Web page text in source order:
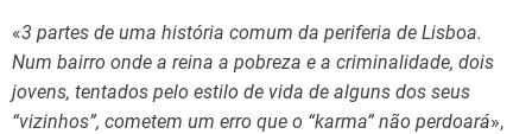
«3 partes de uma história comum da periferia de Lisboa.
Num bairro onde a reina a pobreza e a criminalidade, dois
jovens, tentados pelo estilo de vida de alguns dos seus
“vizinhos”, cometem um erro que o “karma” não perdoará»,